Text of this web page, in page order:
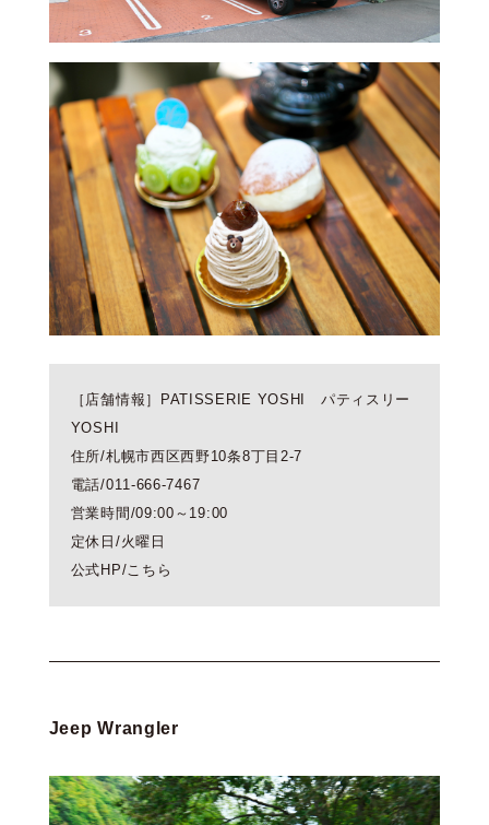
［店舗情報］PATISSERIE YOSHI パティスリー
YOSHI
住所/札幌市西区西野10条8丁目2-7
電話/011-666-7467
営業時間/09:00～19:00
定休日/火曜日
公式HP/ こちら
Jeep Wrangler